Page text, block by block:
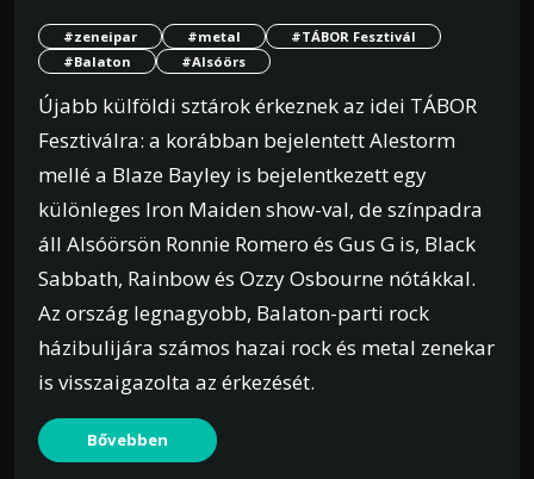
#zeneipar #metal
#TÁBOR Fesztivál
#Balaton
#Alsóörs
Újabb külföldi sztárok érkeznek az idei TÁBOR
Fesztiválra: a korábban bejelentett Alestorm
mellé a Blaze Bayley is bejelentkezett egy
különleges Iron Maiden show-val, de színpadra
áll Alsóörsön Ronnie Romero és Gus G is, Black
Sabbath, Rainbow és Ozzy Osbourne nótákkal.
Az ország legnagyobb, Balaton-parti rock
házibulijára számos hazai rock és metal zenekar
is visszaigazolta az érkezését.
Bővebben